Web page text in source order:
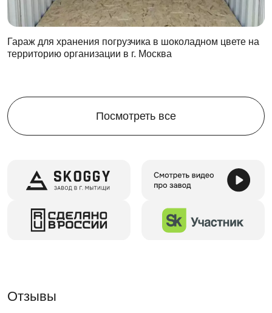
Гараж для хранения погрузчика в шоколадном цвете на
территорию организации в г. Москва
Посмотреть все
Отзывы